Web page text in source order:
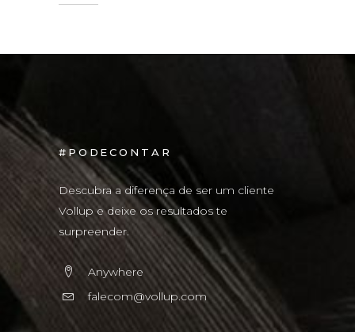
#PODECONTAR
Descubra a diferença de ser um cliente
Vollup e deixe os resultados te
surpreender.
Anywhere
falecom@vollup.com